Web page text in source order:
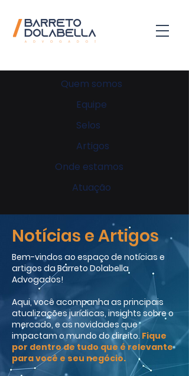
Atuação
Quem somos
Equipe
Selos
Artigos
Onde estamos
Notícias e Artigos
Bem-vindos ao espaço de notícias e
artigos da Barreto Dolabella
Advogados!
Aqui, você acompanha as principais
atualizações jurídicas, insights sobre o
mercado, e as novidades que
impactam o mundo do direito. Fique
por dentro de tudo que é relevante
para você e seu negócio.